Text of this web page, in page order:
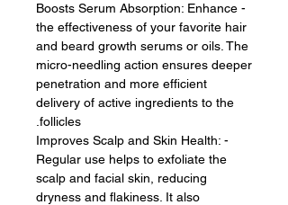
- Boosts Serum Absorption: Enhance
the effectiveness of your favorite hair
and beard growth serums or oils. The
micro-needling action ensures deeper
penetration and more efficient
delivery of active ingredients to the
follicles.
- Improves Scalp and Skin Health:
Regular use helps to exfoliate the
scalp and facial skin, reducing
dryness and flakiness. It also